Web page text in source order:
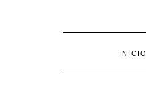
INICIO